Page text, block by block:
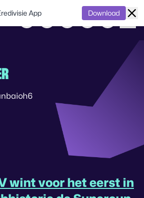
wint voor het eerst in
App Download